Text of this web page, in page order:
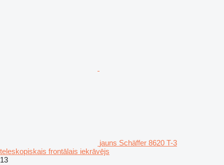
jauns Schäffer 8620 T-3
teleskopiskais frontālais iekrāvējs
13